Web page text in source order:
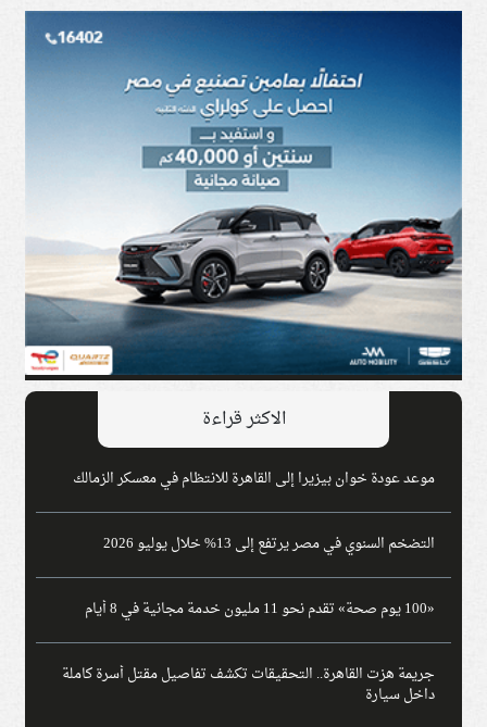
الاكثر قراءة
موعد عودة خوان بيزيرا إلى القاهرة للانتظام في معسكر الزمالك
التضخم السنوي في مصر يرتفع إلى 13% خلال يوليو 2026
«100 يوم صحة» تقدم نحو 11 مليون خدمة مجانية في 8 أيام
جريمة هزت القاهرة.. التحقيقات تكشف تفاصيل مقتل أسرة كاملة
داخل سيارة